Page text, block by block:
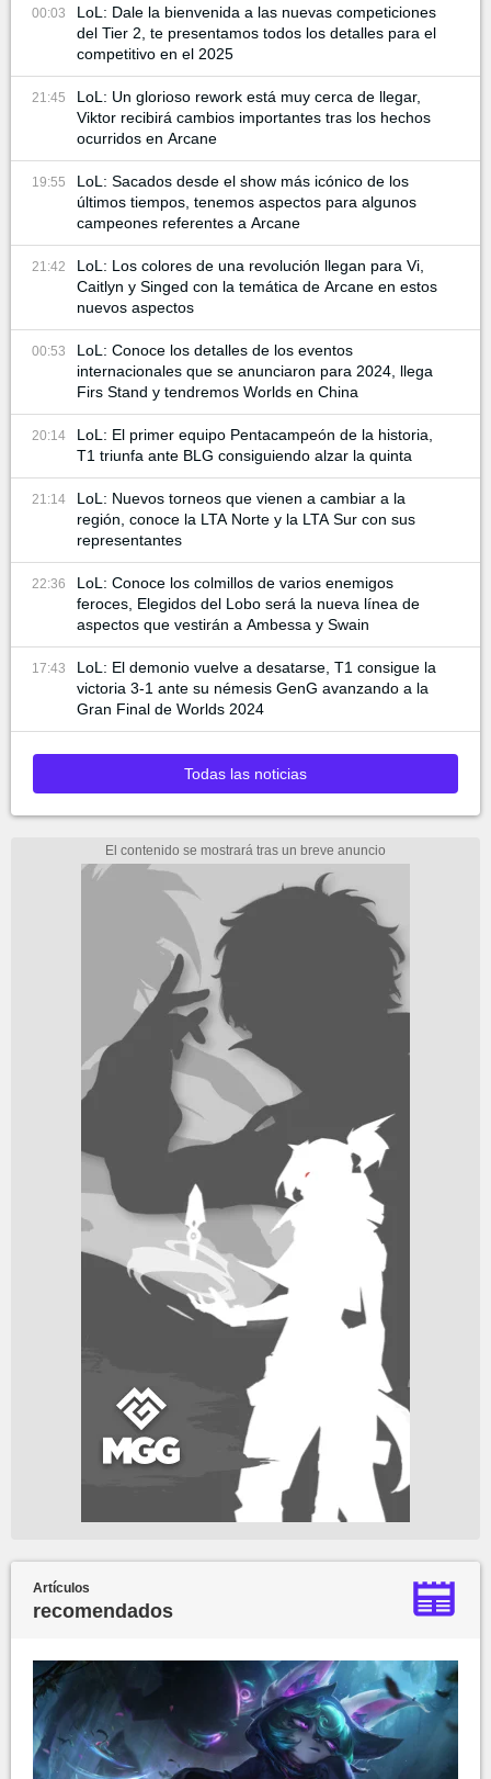
00:03
LoL: Dale la bienvenida a las nuevas competiciones
del Tier 2, te presentamos todos los detalles para el
competitivo en el 2025
21:45
LoL: Un glorioso rework está muy cerca de llegar,
Viktor recibirá cambios importantes tras los hechos
ocurridos en Arcane
19:55
LoL: Sacados desde el show más icónico de los
últimos tiempos, tenemos aspectos para algunos
campeones referentes a Arcane
21:42
LoL: Los colores de una revolución llegan para Vi,
Caitlyn y Singed con la temática de Arcane en estos
nuevos aspectos
00:53
LoL: Conoce los detalles de los eventos
internacionales que se anunciaron para 2024, llega
Firs Stand y tendremos Worlds en China
20:14
LoL: El primer equipo Pentacampeón de la historia,
T1 triunfa ante BLG consiguiendo alzar la quinta
21:14
LoL: Nuevos torneos que vienen a cambiar a la
región, conoce la LTA Norte y la LTA Sur con sus
representantes
22:36
LoL: Conoce los colmillos de varios enemigos
feroces, Elegidos del Lobo será la nueva línea de
aspectos que vestirán a Ambessa y Swain
17:43
LoL: El demonio vuelve a desatarse, T1 consigue la
victoria 3-1 ante su némesis GenG avanzando a la
Gran Final de Worlds 2024
Todas las noticias
Artículos
recomendados